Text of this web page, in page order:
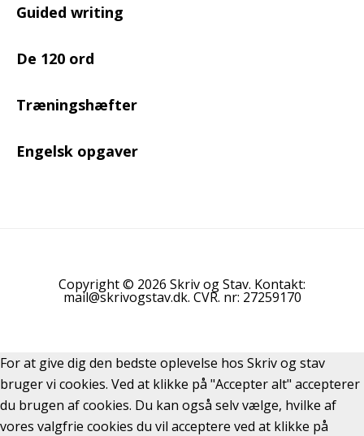
Guided writing
De 120 ord
Træningshæfter
Engelsk opgaver
Copyright © 2026 Skriv og Stav. Kontakt:
mail@skrivogstav.dk. CVR. nr: 27259170
For at give dig den bedste oplevelse hos Skriv og stav
bruger vi cookies. Ved at klikke på "Accepter alt" accepterer
du brugen af cookies. Du kan også selv vælge, hvilke af
vores valgfrie cookies du vil acceptere ved at klikke på